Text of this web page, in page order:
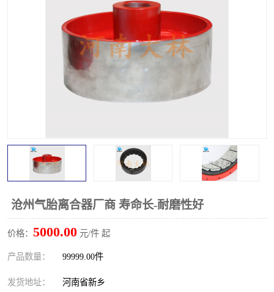
沧州气胎离合器厂商 寿命长-耐磨性好
价格： 5000.00 元/件 起
产品数量： 99999.00件
发货地址： 河南省新乡
泥浆泵空气包胶囊
DY隔膜式离合器 CB离合器